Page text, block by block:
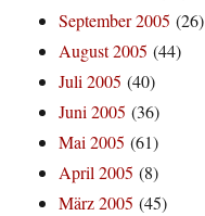
September 2005 (26)
August 2005 (44)
Juli 2005 (40)
Juni 2005 (36)
Mai 2005 (61)
April 2005 (8)
März 2005 (45)